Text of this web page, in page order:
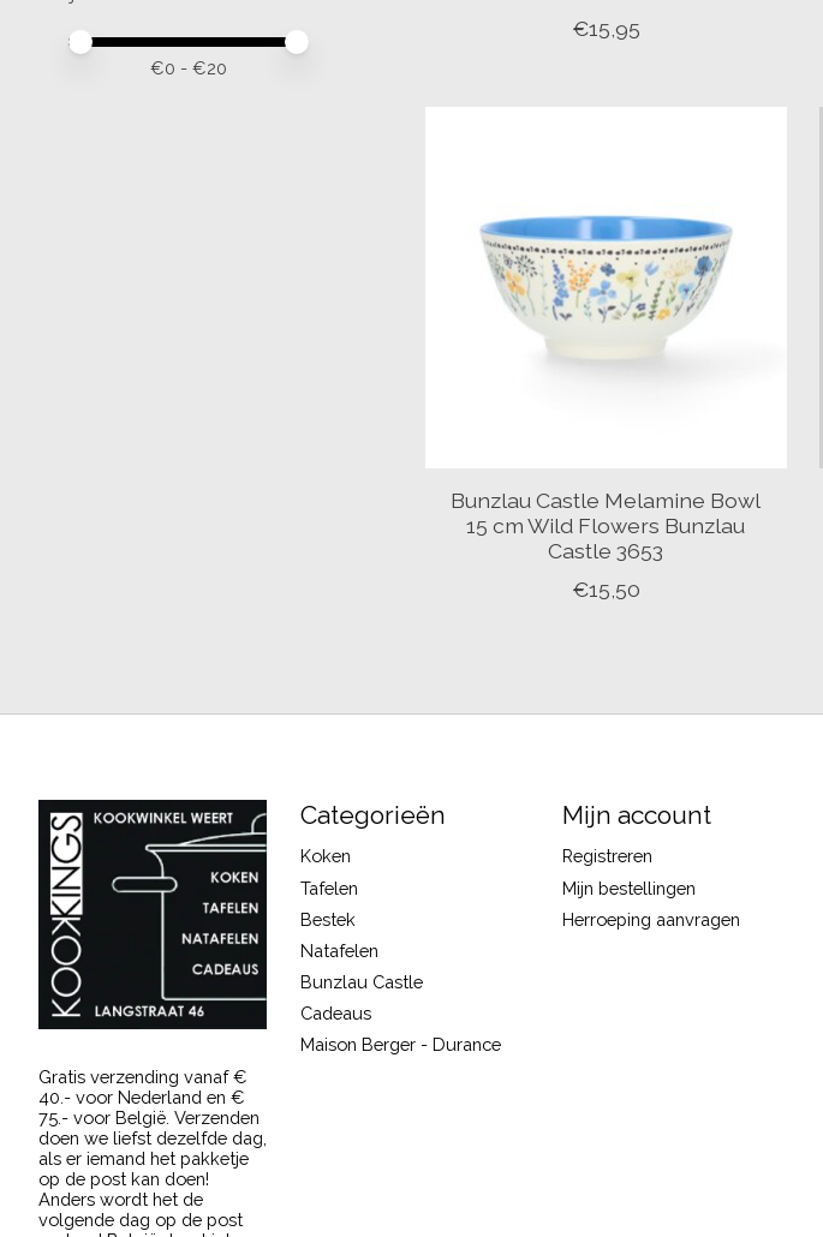
Minimale prijswaarde
Price maximum value
€0 - €20
€15,95
Bunzlau Castle Melamine Bowl
15 cm Wild Flowers Bunzlau
Castle 3653
€15,50
Gratis verzending vanaf €
40.- voor Nederland en €
75.- voor België. Verzenden
doen we liefst dezelfde dag,
als er iemand het pakketje
op de post kan doen!
Anders wordt het de
volgende dag op de post
Categorieën
Koken
Tafelen
Bestek
Natafelen
Bunzlau Castle
Cadeaus
Maison Berger - Durance
Mijn account
Registreren
Mijn bestellingen
Herroeping aanvragen